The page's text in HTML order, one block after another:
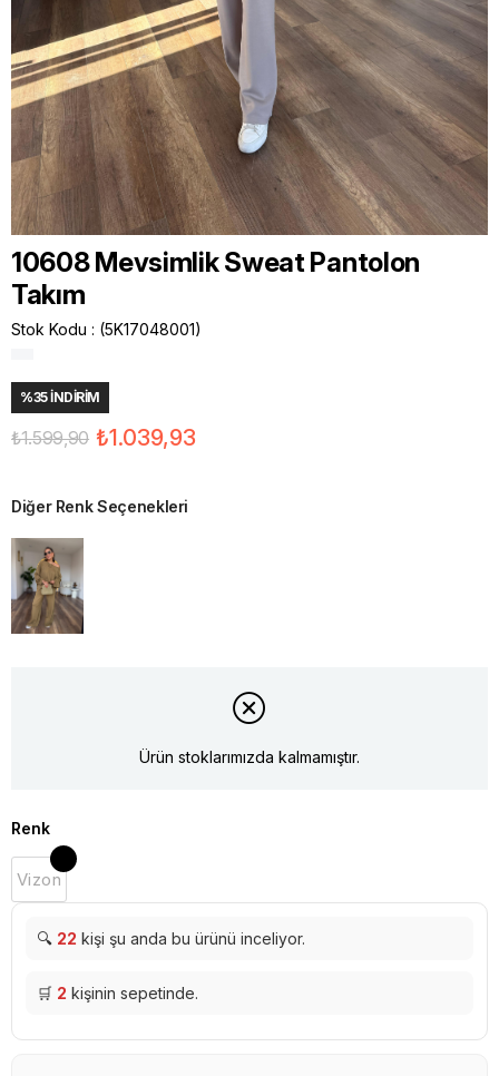
10608 Mevsimlik Sweat Pantolon
Takım
Stok Kodu (5K17048001)
%35İNDIRIM
₺1.599,90 ₺1.039,93
Diğer Renk Seçenekleri
Ürün stoklarımızda kalmamıştır.
Renk
Vizon
🔍 22 kişi şu anda bu ürünü inceliyor.
🛒 2 kişinin sepetinde.